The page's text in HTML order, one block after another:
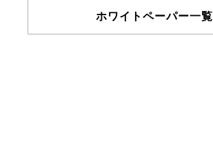
ホワイトペーパー一覧